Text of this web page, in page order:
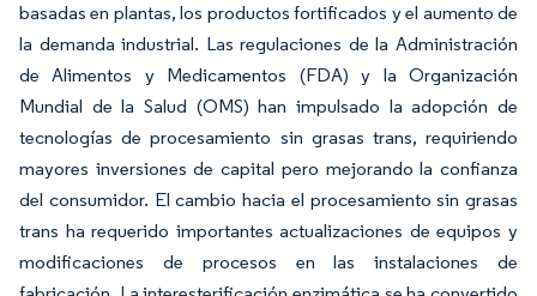
basadas en plantas, los productos fortificados y el aumento de
la demanda industrial. Las regulaciones de la Administración
de Alimentos y Medicamentos (FDA) y la Organización
Mundial de la Salud (OMS) han impulsado la adopción de
tecnologías de procesamiento sin grasas trans, requiriendo
mayores inversiones de capital pero mejorando la confianza
del consumidor. El cambio hacia el procesamiento sin grasas
trans ha requerido importantes actualizaciones de equipos y
modificaciones de procesos en las instalaciones de